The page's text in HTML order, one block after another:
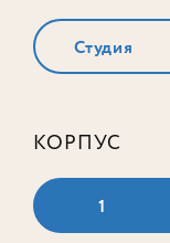
Студия
КОРПУС
1